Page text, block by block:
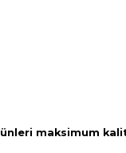
maksimum